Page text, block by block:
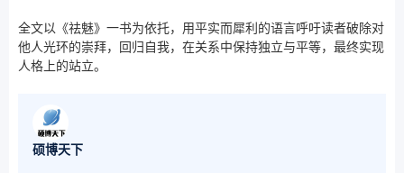
全文以《祛魅》一书为依托，用平实而犀利的语言呼吁读者破除对
他人光环的崇拜，回归自我，在关系中保持独立与平等，最终实现
人格上的站立。
硕博天下